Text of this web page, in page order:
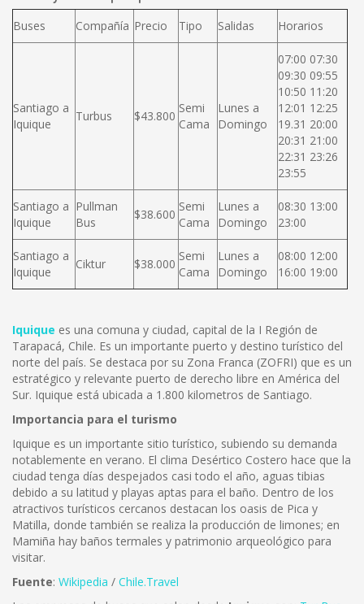
Buses Compañía Precio Tipo Salidas Horarios
Santiago a
Iquique
Turbus $43.800
Semi
Cama
Lunes a
Domingo
07:00 07:30
09:30 09:55
10:50 11:20
12:01 12:25
19.31 20:00
20:31 21:00
22:31 23:26
23:55
Santiago a
Iquique
Pullman
Bus
$38.600
Semi
Cama
Lunes a
Domingo
08:30 13:00
23:00
Santiago a
Iquique
Ciktur $38.000
Semi
Cama
Lunes a
Domingo
08:00 12:00
16:00 19:00
Iquique es una comuna y ciudad, capital de la I Región de
Tarapacá, Chile. Es un importante puerto y destino turístico del
norte del país. Se destaca por su Zona Franca (ZOFRI) que es un
estratégico y relevante puerto de derecho libre en América del
Sur. Iquique está ubicada a 1.800 kilometros de Santiago.
Importancia para el turismo
Iquique es un importante sitio turístico, subiendo su demanda
notablemente en verano. El clima Desértico Costero hace que la
ciudad tenga días despejados casi todo el año, aguas tibias
debido a su latitud y playas aptas para el baño. Dentro de los
atractivos turísticos cercanos destacan los oasis de Pica y
Matilla, donde también se realiza la producción de limones; en
Mamiña hay baños termales y patrimonio arqueológico para
visitar.
Fuente: Wikipedia / Chile.Travel